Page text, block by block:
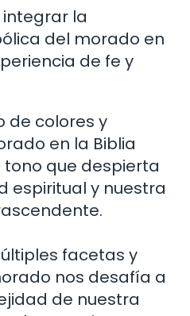
la
del morado en
de fe y
de colores y
en la Biblia
que despierta
espiritual y nuestra
facetas y
nos desafía a
de nuestra